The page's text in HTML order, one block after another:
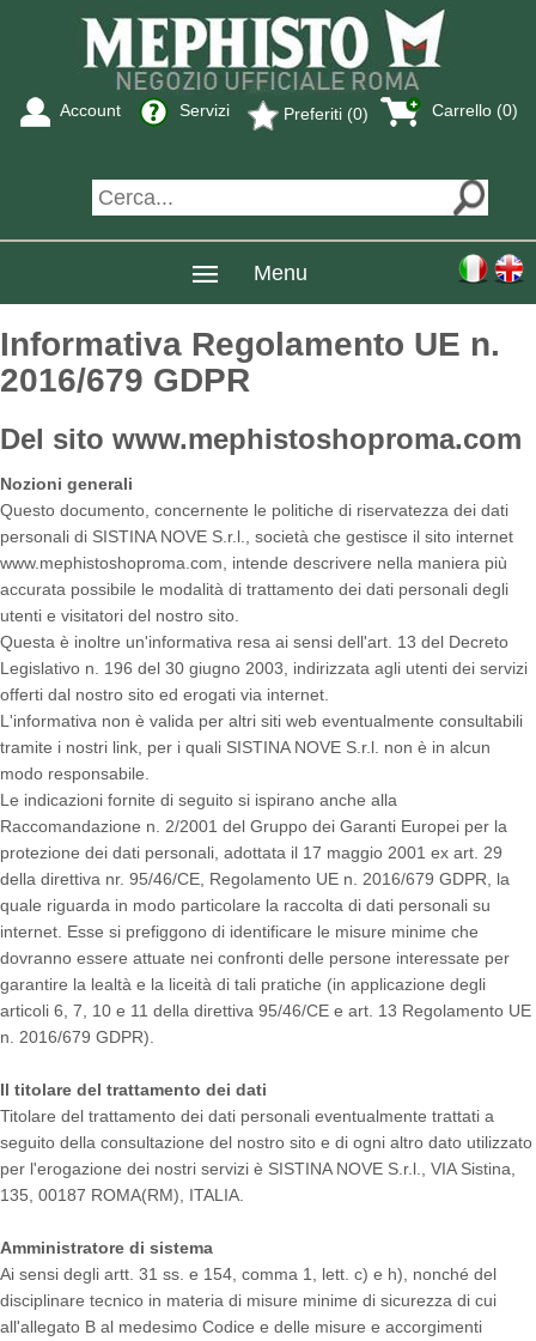
Carrello (0)
Preferiti (0)
Servizi
Account
Menu
Informativa Regolamento UE n.
2016/679 GDPR
Del sito www.mephistoshoproma.com
Nozioni generali
Questo documento, concernente le politiche di riservatezza dei dati
personali di SISTINA NOVE S.r.l., società che gestisce il sito internet
www.mephistoshoproma.com, intende descrivere nella maniera più
accurata possibile le modalità di trattamento dei dati personali degli
utenti e visitatori del nostro sito.
Questa è inoltre un'informativa resa ai sensi dell'art. 13 del Decreto
Legislativo n. 196 del 30 giugno 2003, indirizzata agli utenti dei servizi
offerti dal nostro sito ed erogati via internet.
L'informativa non è valida per altri siti web eventualmente consultabili
tramite i nostri link, per i quali SISTINA NOVE S.r.l. non è in alcun
modo responsabile.
Le indicazioni fornite di seguito si ispirano anche alla
Raccomandazione n. 2/2001 del Gruppo dei Garanti Europei per la
protezione dei dati personali, adottata il 17 maggio 2001 ex art. 29
della direttiva nr. 95/46/CE, Regolamento UE n. 2016/679 GDPR, la
quale riguarda in modo particolare la raccolta di dati personali su
internet. Esse si prefiggono di identificare le misure minime che
dovranno essere attuate nei confronti delle persone interessate per
garantire la lealtà e la liceità di tali pratiche (in applicazione degli
articoli 6, 7, 10 e 11 della direttiva 95/46/CE e art. 13 Regolamento UE
n. 2016/679 GDPR).
Il titolare del trattamento dei dati
Titolare del trattamento dei dati personali eventualmente trattati a
seguito della consultazione del nostro sito e di ogni altro dato utilizzato
per l'erogazione dei nostri servizi è SISTINA NOVE S.r.l., VIA Sistina,
135, 00187 ROMA(RM), ITALIA.
Amministratore di sistema
Ai sensi degli artt. 31 ss. e 154, comma 1, lett. c) e h), nonché del
disciplinare tecnico in materia di misure minime di sicurezza di cui
all'allegato B al medesimo Codice e delle misure e accorgimenti